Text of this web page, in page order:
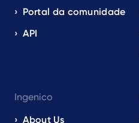
Portal da comunidade
API
Ingenico
About Us